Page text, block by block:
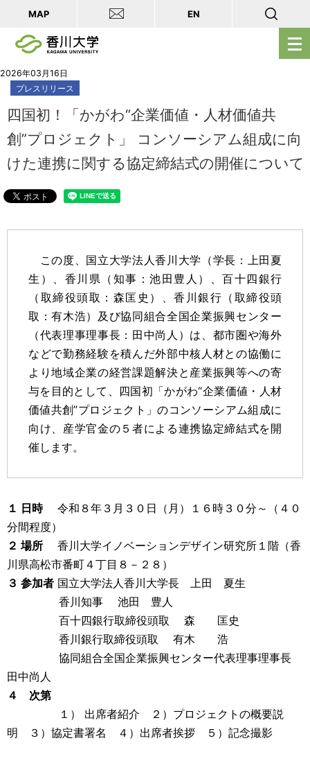
メ
ニ
く
MAP EN
2026年03月16日
プレスリリース
四国初！「かがわ“企業価値・人材価値共
創”プロジェクト」 コンソーシアム組成に向
けた連携に関する協定締結式の開催について
この度、国立大学法人香川大学（学長：上田夏
生）、香川県（知事：池田豊人）、百十四銀行
（取締役頭取：森匡史）、香川銀行（取締役頭
取：有木浩）及び協同組合全国企業振興センター
（代表理事理事長：田中尚人）は、都市圏や海外
などで勤務経験を積んだ外部中核人材との協働に
より地域企業の経営課題解決と産業振興等への寄
与を目的として、四国初「かがわ“企業価値・人材
価値共創”プロジェクト」のコンソーシアム組成に
向け、産学官金の５者による連携協定締結式を開
催します。
１ 日時令和８年３月３０日（月）１６時３０分～（４０
分間程度）
２ 場所 香川大学イノベーションデザイン研究所１階（香
川県高松市番町４丁目８－２８）
３ 参加者 国立大学法人香川大学長 上田 夏生
香川知事 池田 豊人
百十四銀行取締役頭取 森 匡史
香川銀行取締役頭取 有木 浩
協同組合全国企業振興センター代表理事理事長
田中尚人
４ 次第
１） 出席者紹介 ２）プロジェクトの概要説
明 ３）協定書署名 ４）出席者挨拶 ５）記念撮影